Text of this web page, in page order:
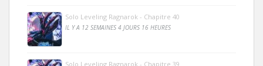
Solo Leveling Ragnarok - Chapitre 40
IL Y A 12 SEMAINES 4 JOURS 16 HEURES
Solo Leveling Ragnarok - Chapitre 39